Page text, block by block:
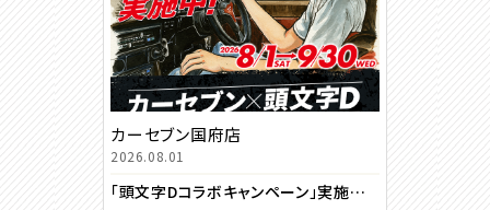
カーセブン国府店
2026.08.01
「頭文字Dコラボキャンペーン」実施中！！！